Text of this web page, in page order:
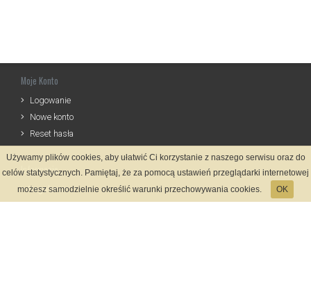
Moje Konto
Logowanie
Nowe konto
Reset hasła
Informacje
Regulamin
Używamy plików cookies, aby ułatwić Ci korzystanie z naszego serwisu oraz do
celów statystycznych. Pamiętaj, że za pomocą ustawień przeglądarki internetowej
możesz samodzielnie określić warunki przechowywania cookies.
OK